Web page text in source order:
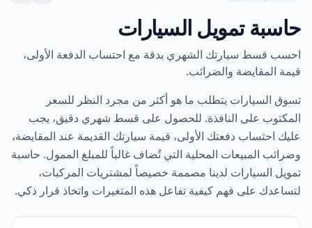
حاسبة تمويل السيارات
احسب قسط سيارتك الشهري بدقة مع احتساب الدفعة الأولى،
قيمة المقايضة والضرائب.
تسوق السيارات يتطلب ما هو أكثر من مجرد النظر للسعر
المكتوب على النافذة. للحصول على قسط شهري دقيق، يجب
عليك احتساب دفعتك الأولى، قيمة سيارتك القديمة عند المقايضة،
وضرائب المبيعات المحلية التي تُضاف غالباً للمبلغ الممول. حاسبة
تمويل السيارات لدينا مصممة خصيصاً لمشتريات المركبات،
لتساعدك على فهم كيفية تفاعل هذه المتغيرات واتخاذ قرار ذكي.